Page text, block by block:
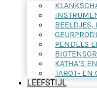
BEELDJES,
PENDELS
KATHA’S
TAROT- EN
LEEFSTIJL